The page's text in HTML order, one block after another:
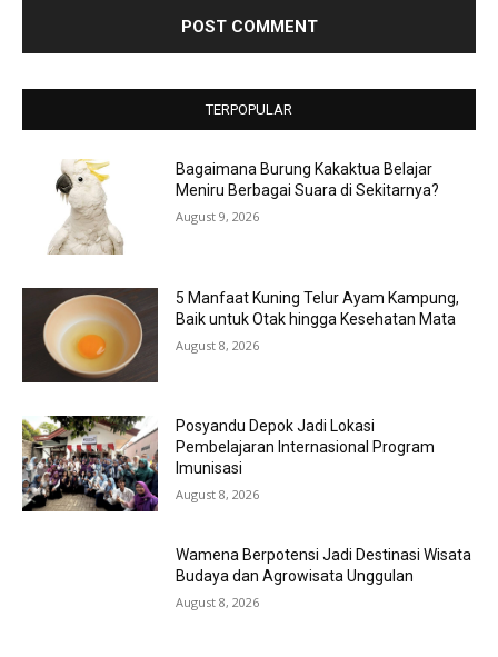
TERPOPULAR
Bagaimana Burung Kakaktua Belajar
Meniru Berbagai Suara di Sekitarnya?
August 9, 2026
5 Manfaat Kuning Telur Ayam Kampung,
Baik untuk Otak hingga Kesehatan Mata
August 8, 2026
Posyandu Depok Jadi Lokasi
Pembelajaran Internasional Program
Imunisasi
August 8, 2026
Wamena Berpotensi Jadi Destinasi Wisata
Budaya dan Agrowisata Unggulan
August 8, 2026